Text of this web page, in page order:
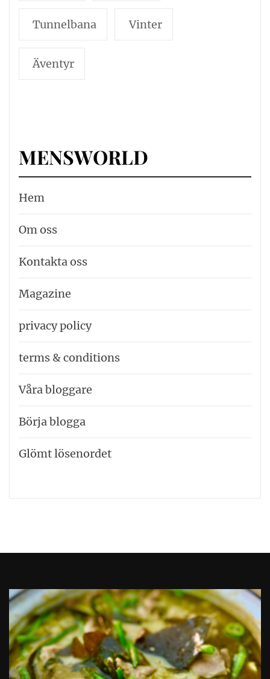
Tunnelbana Vinter
Äventyr
MENSWORLD
Hem
Om oss
Kontakta oss
Magazine
privacy policy
terms & conditions
Våra bloggare
Börja blogga
Glömt lösenordet